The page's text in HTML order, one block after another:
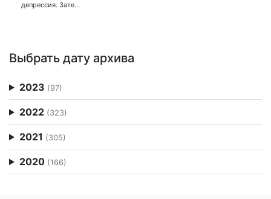
депрессия. Зате…
Выбрать дату архива
2023 (97)
2022 (323)
2021 (305)
2020 (166)